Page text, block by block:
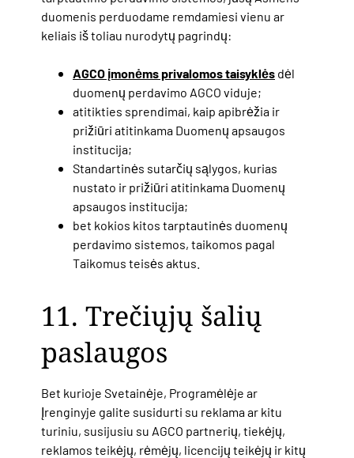
duomenis perduodame remdamiesi vienu ar
keliais iš toliau nurodytų pagrindų:
AGCO įmonėms privalomos taisyklės dėl
duomenų perdavimo AGCO viduje;
atitikties sprendimai, kaip apibrėžia ir
prižiūri atitinkama Duomenų apsaugos
institucija;
Standartinės sutarčių sąlygos, kurias
nustato ir prižiūri atitinkama Duomenų
apsaugos institucija;
bet kokios kitos tarptautinės duomenų
perdavimo sistemos, taikomos pagal
Taikomus teisės aktus.
11. Trečiųjų šalių
paslaugos
Bet kurioje Svetainėje, Programėlėje ar
Įrenginyje galite susidurti su reklama ar kitu
turiniu, susijusiu su AGCO partnerių, tiekėjų,
reklamos teikėjų, rėmėjų, licencijų teikėjų ir kitų